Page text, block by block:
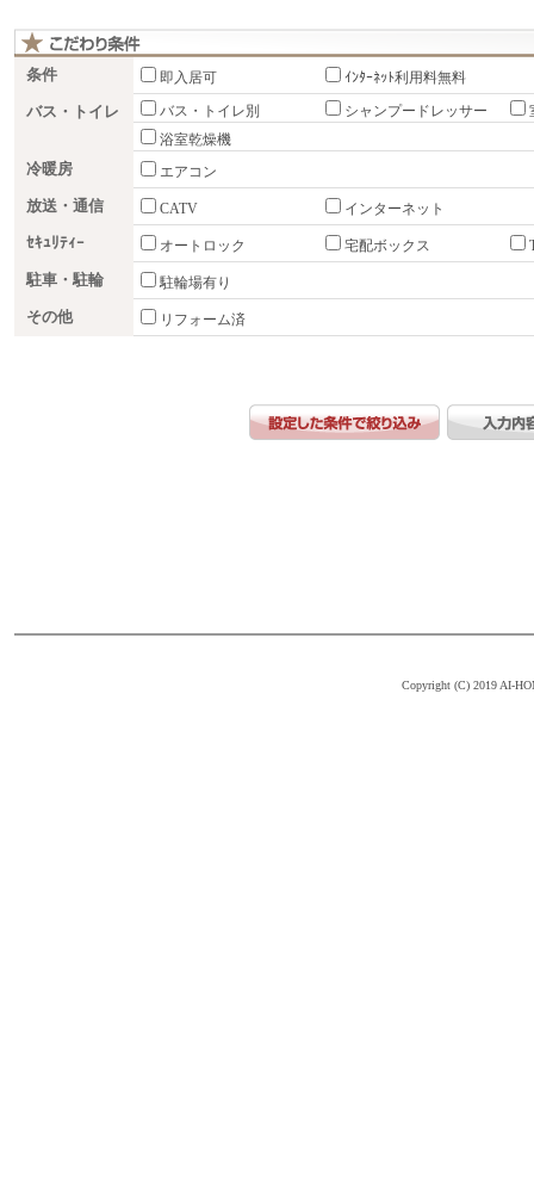
条件 即入居可 ｲﾝﾀｰﾈｯﾄ利用料無料
バス・トイレ バス・トイレ別 シャンプードレッサー
浴室乾燥機
冷暖房 エアコン
放送・通信 CATV インターネット
ｾｷｭﾘﾃｨｰ オートロック 宅配ボックス
駐車・駐輪 駐輪場有り
その他 リフォーム済
Copyright (C) 2019 AI-